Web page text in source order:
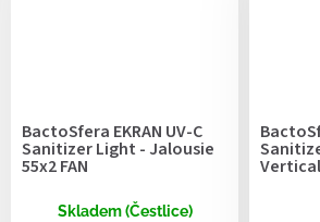
BactoSfera EKRAN UV-C
Sanitizer Light - Jalousie
55х2 FAN
Skladem (Čestlice)
Vertical